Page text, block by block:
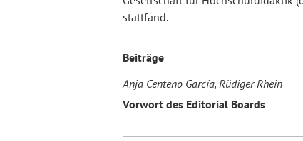
stattfand.
Beiträge
Anja Centeno García, Rüdiger Rhein
Vorwort des Editorial Boards